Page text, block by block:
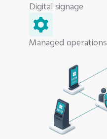
Digital signage
Managed operations